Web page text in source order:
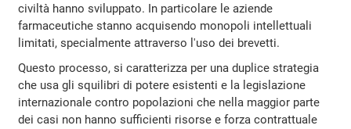
civiltà hanno sviluppato. In particolare le aziende
farmaceutiche stanno acquisendo monopoli intellettuali
limitati, specialmente attraverso l'uso dei brevetti.
Questo processo, si caratterizza per una duplice strategia
che usa gli squilibri di potere esistenti e la legislazione
internazionale contro popolazioni che nella maggior parte
dei casi non hanno sufficienti risorse e forza contrattuale